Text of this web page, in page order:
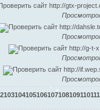
103104105106107108109110111